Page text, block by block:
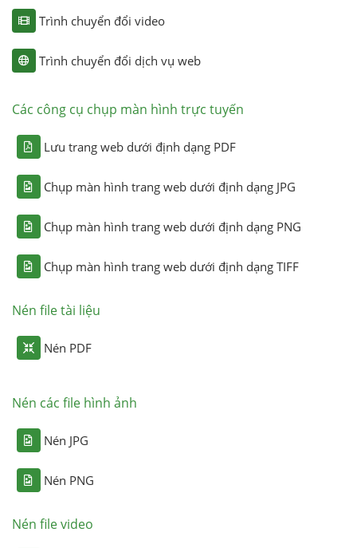
Trình chuyển đổi video
Trình chuyển đổi dịch vụ web
Các công cụ chụp màn hình trực tuyến
Lưu trang web dưới định dạng PDF
Chụp màn hình trang web dưới định dạng JPG
Chụp màn hình trang web dưới định dạng PNG
Chụp màn hình trang web dưới định dạng TIFF
Nén file tài liệu
Nén PDF
Nén các file hình ảnh
Nén JPG
Nén PNG
Nén file video